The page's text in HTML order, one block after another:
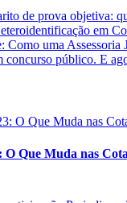
de prova objetiva:
em
Como uma
concurso público. E
O Que Muda nas